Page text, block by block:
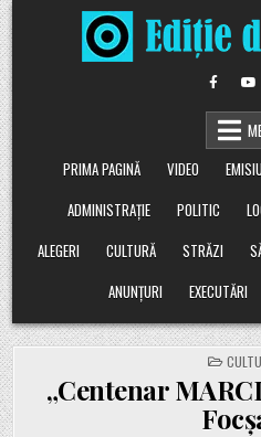
Skip
to
content
PRIMA PAGINĂ
VIDEO
ADMINISTRAȚIE
POLITIC
ALEGERI
CULTURĂ STRĂZI
ANUNȚURI
EXECUTĂRI
IN
„Centenar